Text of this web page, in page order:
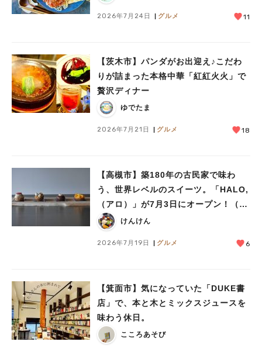
2026年7月24日 グルメ 11
【茨木市】パンダがお出迎え♪こだわ
りが詰まった本格中華「紅紅火火」で
贅沢ディナー
ゆでたま
2026年7月21日 グルメ 18
【高槻市】築180年の古民家で味わ
う、世界レベルのスイーツ。「HALO,
（アロ）」が7月3日にオープン！（教
えたい/教えて）
けんけん
2026年7月19日 グルメ 6
【箕面市】気になっていた「DUKE書
店」で、本と木とミックスジュースを
味わう休日。
こころあそび